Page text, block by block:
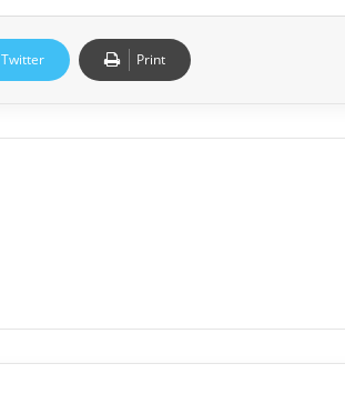
Twitter Print